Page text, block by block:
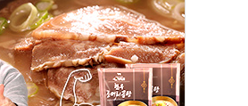
만뷰
니스 키트' 전달
는 금융서비스 추진